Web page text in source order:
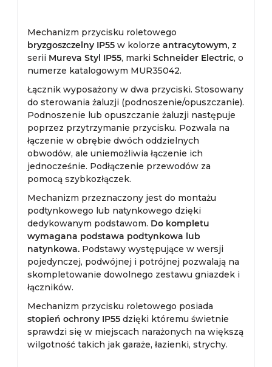
Mechanizm przycisku roletowego
bryzgoszczelny IP55 w kolorze antracytowym, z
serii Mureva Styl IP55, marki Schneider Electric, o
numerze katalogowym MUR35042.
Łącznik wyposażony w dwa przyciski. Stosowany
do sterowania żaluzji (podnoszenie/opuszczanie).
Podnoszenie lub opuszczanie żaluzji następuje
poprzez przytrzymanie przycisku. Pozwala na
łączenie w obrębie dwóch oddzielnych
obwodów, ale uniemożliwia łączenie ich
jednocześnie. Podłączenie przewodów za
pomocą szybkozłączek.
Mechanizm przeznaczony jest do montażu
podtynkowego lub natynkowego dzięki
dedykowanym podstawom. Do kompletu
wymagana podstawa podtynkowa lub
natynkowa. Podstawy występujące w wersji
pojedynczej, podwójnej i potrójnej pozwalają na
skompletowanie dowolnego zestawu gniazdek i
łączników.
Mechanizm przycisku roletowego posiada
stopień ochrony IP55 dzięki któremu świetnie
sprawdzi się w miejscach narażonych na większą
wilgotność takich jak garaże, łazienki, strychy.